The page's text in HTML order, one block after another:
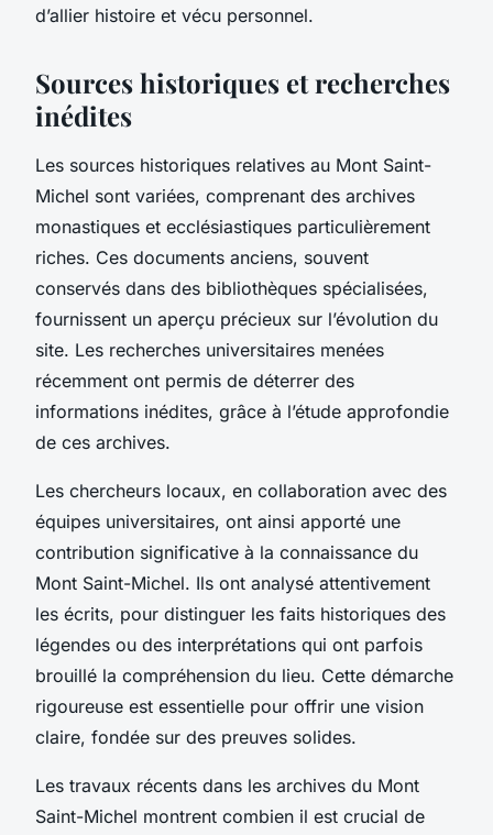
d’allier histoire et vécu personnel.
Sources historiques et recherches
inédites
Les sources historiques relatives au Mont Saint-
Michel sont variées, comprenant des archives
monastiques et ecclésiastiques particulièrement
riches. Ces documents anciens, souvent
conservés dans des bibliothèques spécialisées,
fournissent un aperçu précieux sur l’évolution du
site. Les recherches universitaires menées
récemment ont permis de déterrer des
informations inédites, grâce à l’étude approfondie
de ces archives.
Les chercheurs locaux, en collaboration avec des
équipes universitaires, ont ainsi apporté une
contribution significative à la connaissance du
Mont Saint-Michel. Ils ont analysé attentivement
les écrits, pour distinguer les faits historiques des
légendes ou des interprétations qui ont parfois
brouillé la compréhension du lieu. Cette démarche
rigoureuse est essentielle pour offrir une vision
claire, fondée sur des preuves solides.
Les travaux récents dans les archives du Mont
Saint-Michel montrent combien il est crucial de